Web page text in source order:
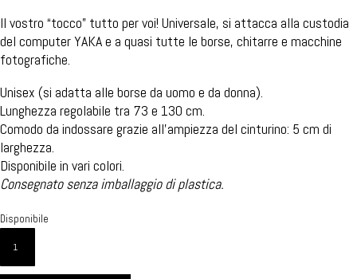
Il vostro “tocco” tutto per voi! Universale, si attacca alla custodia
del computer YAKA e a quasi tutte le borse, chitarre e macchine
fotografiche.
Unisex (si adatta alle borse da uomo e da donna).
Lunghezza regolabile tra 73 e 130 cm.
Comodo da indossare grazie all’ampiezza del cinturino: 5 cm di
larghezza.
Disponibile in vari colori.
Consegnato senza imballaggio di plastica.
Disponibile
YAKA
STILE